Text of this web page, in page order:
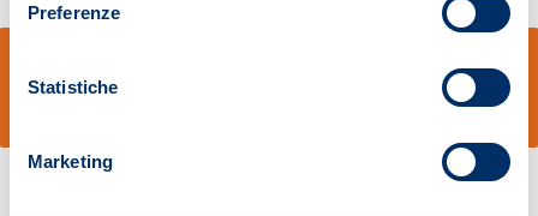
Preferenze
Statistiche
Marketing
Pistoia 01680210505 – R.E.A. n.155974 - Cap.Soc. € 2.000.000,00 i.v. La
Società adotta il Codice Etico D.lgs. 231/01